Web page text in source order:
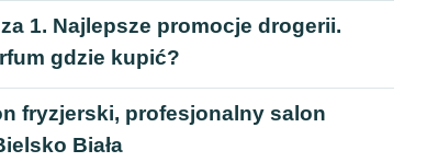
1. Najlepsze promocje drogerii.
gdzie kupić?
fryzjerski, profesjonalny salon
Biała